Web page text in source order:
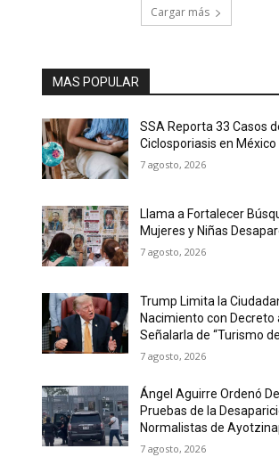
Cargar más
MAS POPULAR
SSA Reporta 33 Casos
Ciclosporiasis en México
7 agosto, 2026
Llama a Fortalecer
Mujeres y Niñas
7 agosto, 2026
Trump Limita la
Nacimiento con Decreto
Señalarla de “Turismo
7 agosto, 2026
Ángel Aguirre Ordenó
Pruebas de la
Normalistas de
7 agosto, 2026